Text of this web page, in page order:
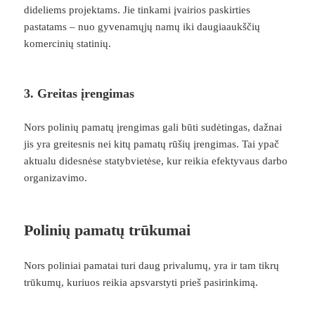
dideliems projektams. Jie tinkami įvairios paskirties
pastatams – nuo gyvenamųjų namų iki daugiaaukščių
komercinių statinių.
3. Greitas įrengimas
Nors polinių pamatų įrengimas gali būti sudėtingas, dažnai
jis yra greitesnis nei kitų pamatų rūšių įrengimas. Tai ypač
aktualu didesnėse statybvietėse, kur reikia efektyvaus darbo
organizavimo.
Polinių pamatų trūkumai
Nors poliniai pamatai turi daug privalumų, yra ir tam tikrų
trūkumų, kuriuos reikia apsvarstyti prieš pasirinkimą.